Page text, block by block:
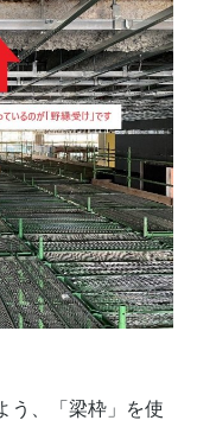
う、「梁枠」を使